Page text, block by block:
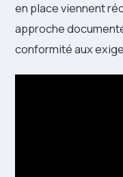
en place viennent
approche
conformité aux